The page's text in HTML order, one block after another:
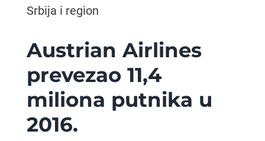
GEOGRAPHICA
AVIOPEDIA
SPECIJAL
FOTO PRIČA
Srbija i region
Austrian Airlines
prevezao 11,4
miliona putnika u
2016.